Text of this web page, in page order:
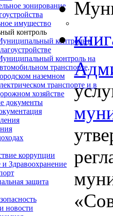
зонирование
имущество
контроль
контроль в
контроль на
транспорте,
наземном
транспорте и в
хозяйстве
документы
коррупции
Здравоохранение
защита
новости